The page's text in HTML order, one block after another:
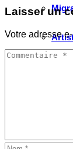
Laisser un
Votre adresse